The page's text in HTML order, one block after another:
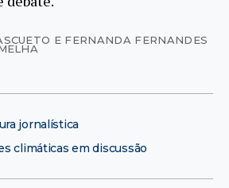
E FERNANDA FERNANDES
jornalística
climáticas em discussão